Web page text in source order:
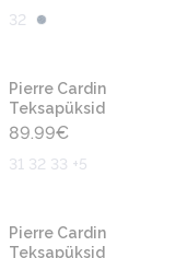
32
Pierre Cardin
Teksapüksid
89.99€
31 32 33 +5
-30%
Pierre Cardin
Teksapüksid